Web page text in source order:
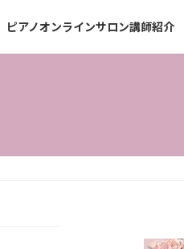
ピアノオンラインサロン講師紹介